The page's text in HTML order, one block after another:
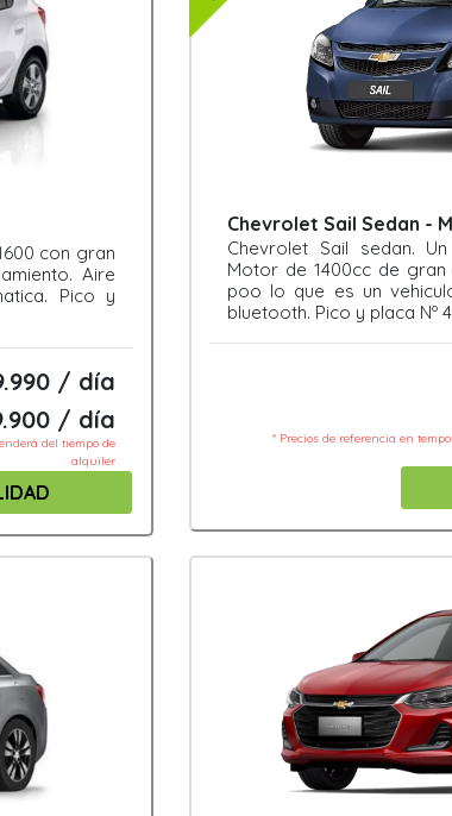
con gran
Aire
Pico y
/ día
/ día
del tiempo de
alquiler
Chevrolet Sail Sedan -
Chevrolet Sail sedan.
Motor de 1400cc de
poo lo que es un
bluetooth. Pico y placa Nº 4
* Precios de referencia en